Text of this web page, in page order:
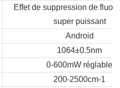
Effet de suppression de
super puissant
Android
1064±0.5nm
0-600mW réglable
200-2500cm-1